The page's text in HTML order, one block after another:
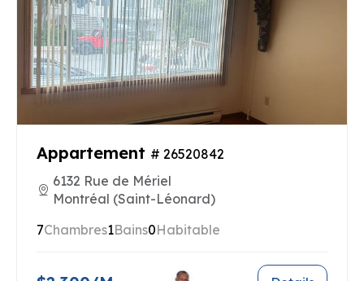
Appartement # 26520842
6132 Rue de Mériel
Montréal (Saint-Léonard)
7Chambres1Bains0Habitable